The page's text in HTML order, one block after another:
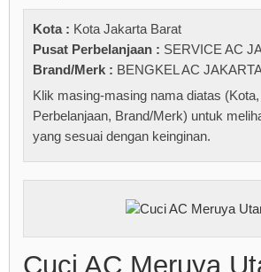
Kota : Kota Jakarta Barat
Pusat Perbelanjaan : SERVICE AC
Brand/Merk : BENGKEL AC
Klik masing-masing nama diatas
Perbelanjaan, Brand/Merk) untuk
yang sesuai dengan keinginan.
Cuci AC Meruya